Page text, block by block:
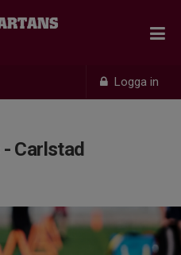
Logga in
Carlstad